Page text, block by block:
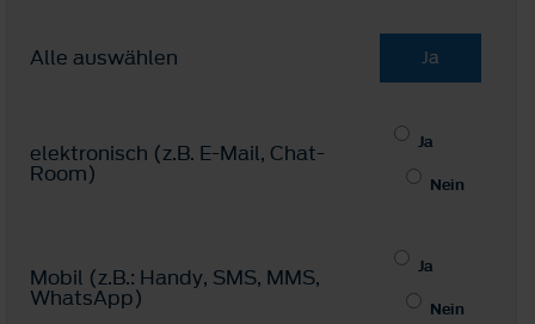
Alle auswählen Ja
elektronisch (z.B. E-Mail, Chat-
Room)
Ja
Nein
Mobil (z.B.: Handy, SMS, MMS,
WhatsApp)
Ja
Nein